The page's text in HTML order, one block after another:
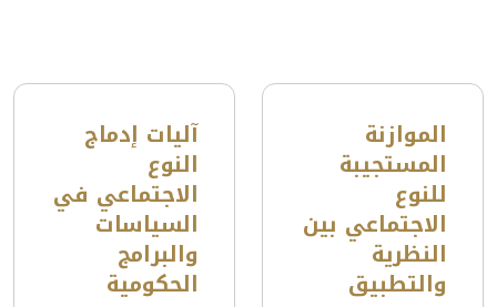
الموازنة
المستجيبة
للنوع
الاجتماعي بين
النظرية
والتطبيق
آليات إدماج
النوع
الاجتماعي في
السياسات
والبرامج
الحكومية